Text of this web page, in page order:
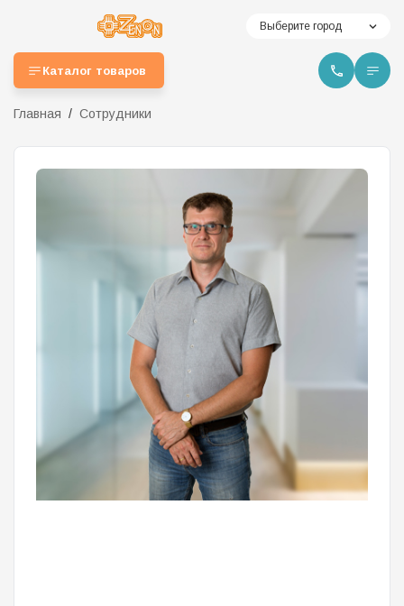
Выберите город
Каталог товаров
Главная Сотрудники